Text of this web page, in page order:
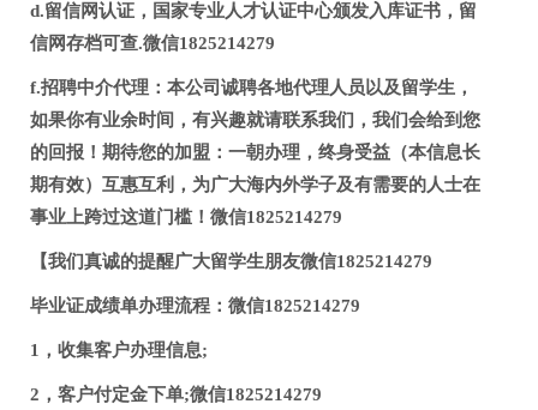
d.留信网认证，国家专业人才认证中心颁发入库证书，留
信网存档可查.微信1825214279
f.招聘中介代理：本公司诚聘各地代理人员以及留学生，
如果你有业余时间，有兴趣就请联系我们，我们会给到您
的回报！期待您的加盟：一朝办理，终身受益（本信息长
期有效）互惠互利，为广大海内外学子及有需要的人士在
事业上跨过这道门槛！微信1825214279
【我们真诚的提醒广大留学生朋友微信1825214279
毕业证成绩单办理流程：微信1825214279
1，收集客户办理信息;
2，客户付定金下单;微信1825214279